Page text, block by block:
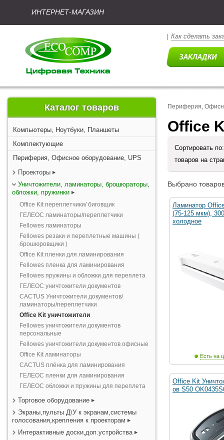
ИНТЕРНЕТ-МАГАЗИН
Как сделать
Каталог товаров
Компьютеры, Ноутбуки, Планшеты
Комплектующие
Периферия, Офисное оборудование, UPS
Проекторы
Уничтожители, ламинаторы, брошюраторы,
обложки, пружинки
Office Kit переплетчики/ биговщик
ГЕЛЕОС ламинаторы/переплетчики
Fellowes ламинаторы
Fellowes резаки и переплетные машины (
брошюровщики )
Office Kit пленки для ламинирования
Fellowes пленка для ламинирования
Fellowes пружины и обложки для переплета
ГЕЛЕОС уничтожители документов
CACTUS Уничтожители документов/
ламинаторы/переплетчики
Office Kit уничтожители
Fellowes уничтожители документов
персональные
Fellowes уничтожители документов офисные
Office Kit ламинаторы
CACTUS плёнка для ламинирования
ГЕЛЕОС пленки для ламинирования
ГЕЛЕОС обложки и пружины для переплета
Торговое оборудование
Экраны,пульты Д\У к экранам,системы
голосования,крепления к проекторам
Интерактивные доски,доп.устройства
Периферия,
Office
Сортировать
товаров на
Выбрано
Ламинатор
(75-125 мкм),
холодное
Есть на
Office Kit
ов S50